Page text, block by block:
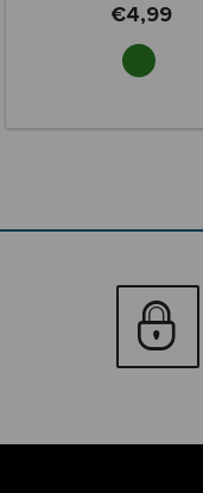
€4,99